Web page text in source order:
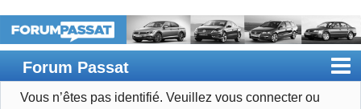
Forum Passat
Accueil
Vous n’êtes pas identifié. Veuillez vous connecter ou